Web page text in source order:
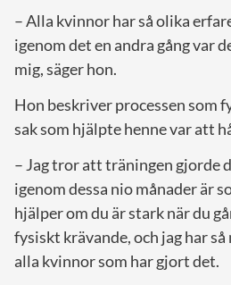
– Alla kvinnor har så olika
igenom det en andra gång var
mig, säger hon.
Hon beskriver processen som
sak som hjälpte henne var att
– Jag tror att träningen gjorde
igenom dessa nio månader är
hjälper om du är stark när du
fysiskt krävande, och jag har
alla kvinnor som har gjort det.